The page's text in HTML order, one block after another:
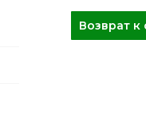
Возврат к